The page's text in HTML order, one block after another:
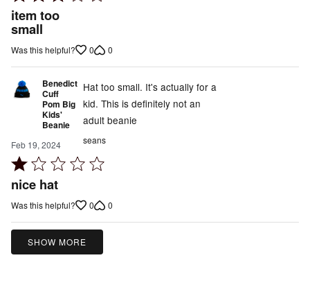
3
out
of
item too
small
Was this helpful? 0 0
Benedict
Cuff
Pom Big
Kids'
Beanie
Feb 19, 2024
Rated
1
of
5
nice hat
Hat too small. It's actually for a
kid. This is definitely not an
adult beanie
seans
Was this helpful? 0 0
SHOW MORE